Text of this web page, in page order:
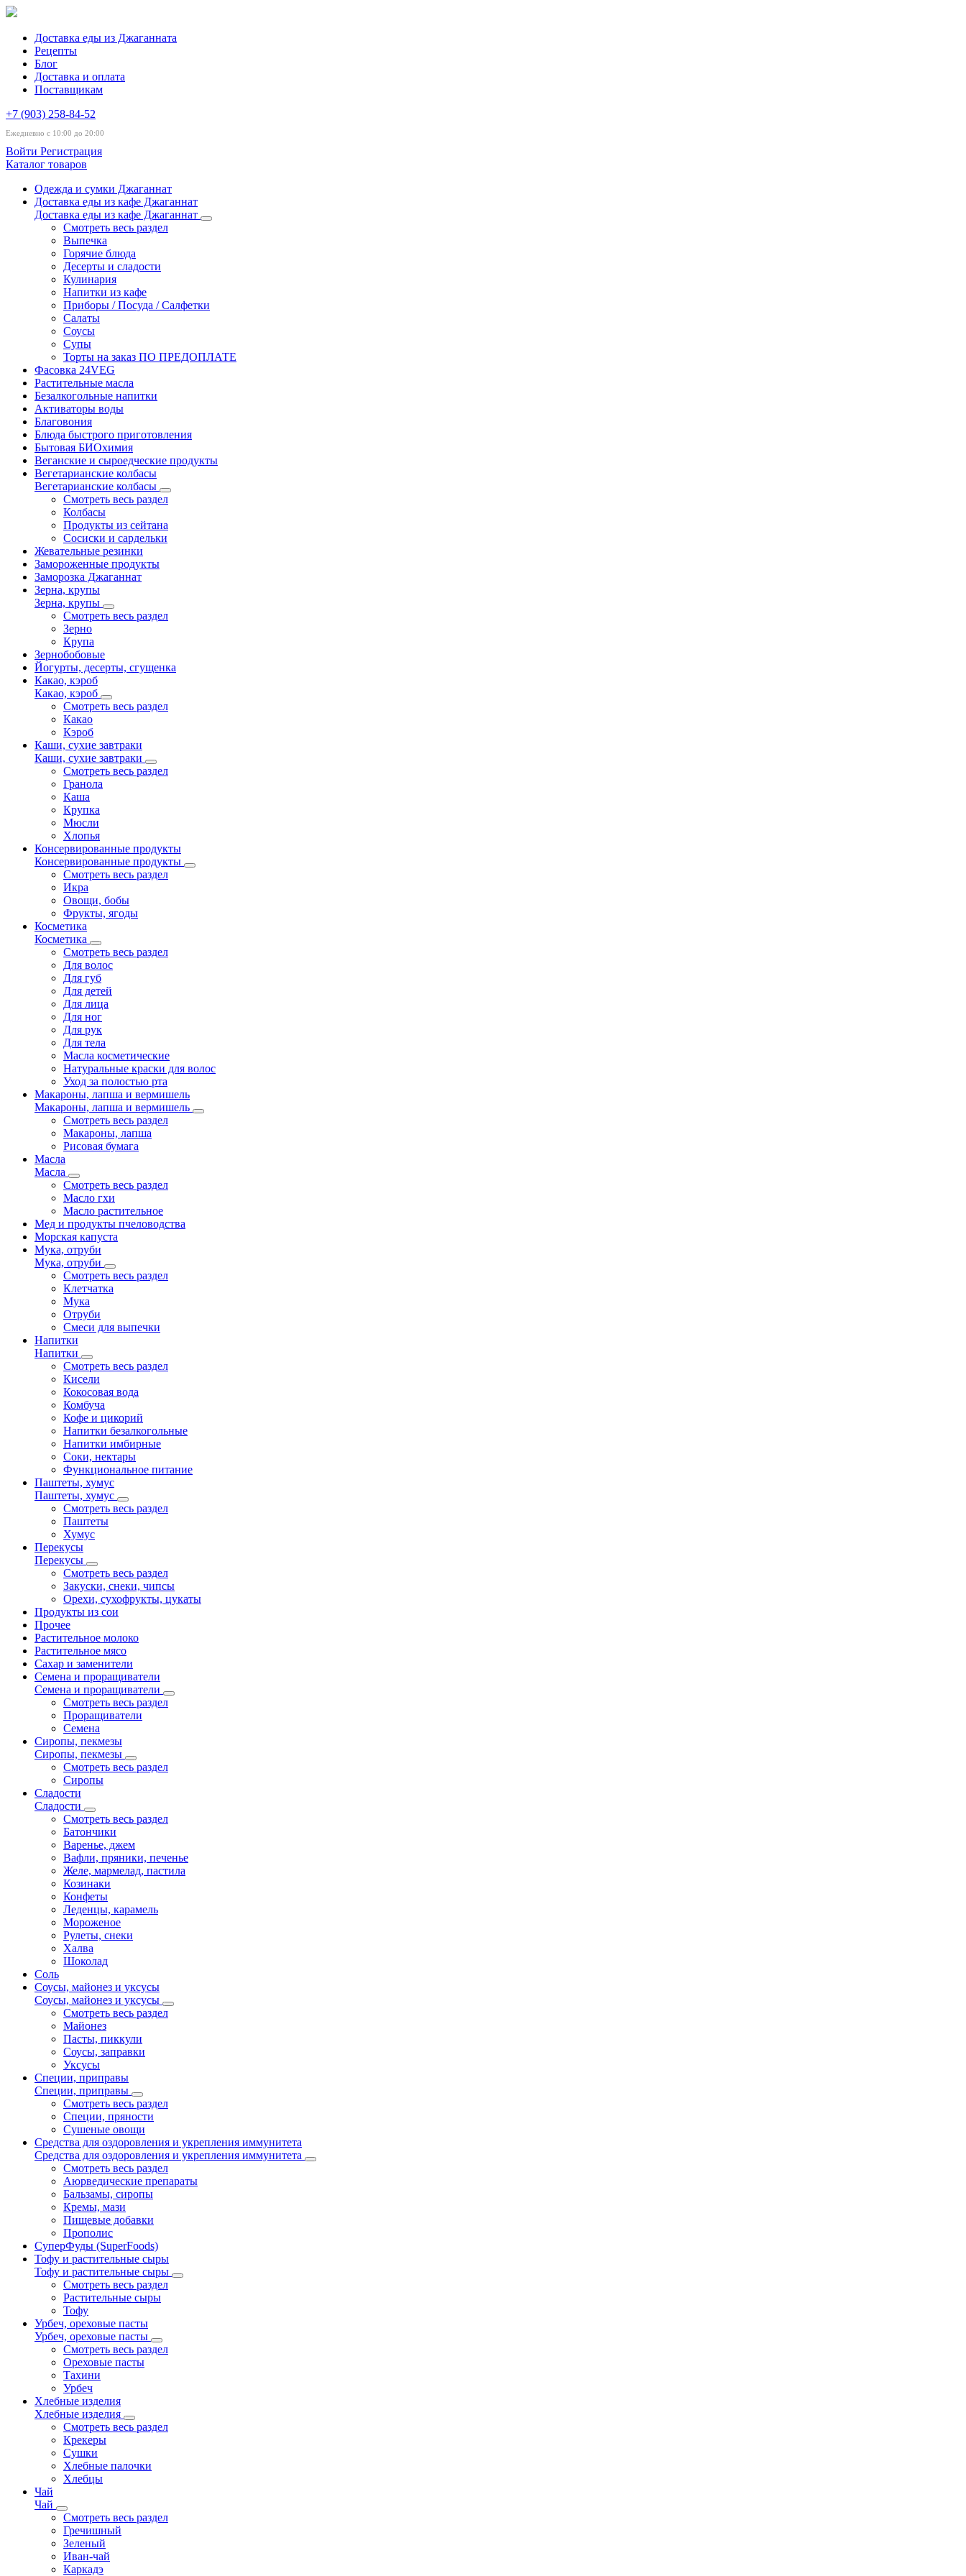
Доставка еды из Джаганната
Рецепты
Блог
Доставка и оплата
Поставщикам
+7 (903) 258-84-52
Ежедневно с 10:00 до 20:00
Войти Регистрация
Каталог товаров
Одежда и сумки Джаганнат
Доставка еды из кафе Джаганнат
Доставка еды из кафе Джаганнат
Смотреть весь раздел
Выпечка
Горячие блюда
Десерты и сладости
Кулинария
Напитки из кафе
Приборы / Посуда / Салфетки
Салаты
Соусы
Супы
Торты на заказ ПО ПРЕДОПЛАТЕ
Фасовка 24VEG
Растительные масла
Безалкогольные напитки
Активаторы воды
Благовония
Блюда быстрого приготовления
Бытовая БИОхимия
Веганские и сыроедческие продукты
Вегетарианские колбасы
Вегетарианские колбасы
Смотреть весь раздел
Колбасы
Продукты из сейтана
Сосиски и сардельки
Жевательные резинки
Замороженные продукты
Заморозка Джаганнат
Зерна, крупы
Зерна, крупы
Смотреть весь раздел
Зерно
Крупа
Зернобобовые
Йогурты, десерты, сгущенка
Какао, кэроб
Какао, кэроб
Смотреть весь раздел
Какао
Кэроб
Каши, сухие завтраки
Каши, сухие завтраки
Смотреть весь раздел
Гранола
Каша
Крупка
Мюсли
Хлопья
Консервированные продукты
Консервированные продукты
Смотреть весь раздел
Икра
Овощи, бобы
Фрукты, ягоды
Косметика
Косметика
Смотреть весь раздел
Для волос
Для губ
Для детей
Для лица
Для ног
Для рук
Для тела
Масла косметические
Натуральные краски для волос
Уход за полостью рта
Макароны, лапша и вермишель
Макароны, лапша и вермишель
Смотреть весь раздел
Макароны, лапша
Рисовая бумага
Масла
Масла
Смотреть весь раздел
Масло гхи
Масло растительное
Мед и продукты пчеловодства
Морская капуста
Мука, отруби
Мука, отруби
Смотреть весь раздел
Клетчатка
Мука
Отруби
Смеси для выпечки
Напитки
Напитки
Смотреть весь раздел
Кисели
Кокосовая вода
Комбуча
Кофе и цикорий
Напитки безалкогольные
Напитки имбирные
Соки, нектары
Функциональное питание
Паштеты, хумус
Паштеты, хумус
Смотреть весь раздел
Паштеты
Хумус
Перекусы
Перекусы
Смотреть весь раздел
Закуски, снеки, чипсы
Орехи, сухофрукты, цукаты
Продукты из сои
Прочее
Растительное молоко
Растительное мясо
Сахар и заменители
Семена и проращиватели
Семена и проращиватели
Смотреть весь раздел
Проращиватели
Семена
Сиропы, пекмезы
Сиропы, пекмезы
Смотреть весь раздел
Сиропы
Сладости
Сладости
Смотреть весь раздел
Батончики
Варенье, джем
Вафли, пряники, печенье
Желе, мармелад, пастила
Козинаки
Конфеты
Леденцы, карамель
Мороженое
Рулеты, снеки
Халва
Шоколад
Соль
Соусы, майонез и уксусы
Соусы, майонез и уксусы
Смотреть весь раздел
Майонез
Пасты, пиккули
Соусы, заправки
Уксусы
Специи, приправы
Специи, приправы
Смотреть весь раздел
Специи, пряности
Сушеные овощи
Средства для оздоровления и укрепления иммунитета
Средства для оздоровления и укрепления иммунитета
Смотреть весь раздел
Аюрведические препараты
Бальзамы, сиропы
Кремы, мази
Пищевые добавки
Прополис
СуперФуды (SuperFoods)
Тофу и растительные сыры
Тофу и растительные сыры
Смотреть весь раздел
Растительные сыры
Тофу
Урбеч, ореховые пасты
Урбеч, ореховые пасты
Смотреть весь раздел
Ореховые пасты
Тахини
Урбеч
Хлебные изделия
Хлебные изделия
Смотреть весь раздел
Крекеры
Сушки
Хлебные палочки
Хлебцы
Чай
Чай
Смотреть весь раздел
Гречишный
Зеленый
Иван-чай
Каркадэ